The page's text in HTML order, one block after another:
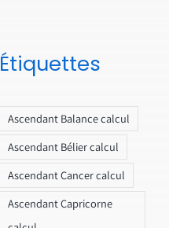
Étiquettes
Ascendant Balance calcul
Ascendant Bélier calcul
Ascendant Cancer calcul
Ascendant Capricorne